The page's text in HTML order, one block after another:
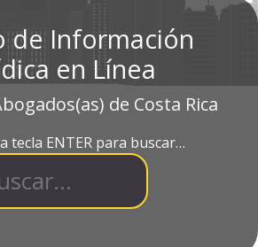
de Información
en Línea
de Costa Rica
tecla ENTER para buscar…